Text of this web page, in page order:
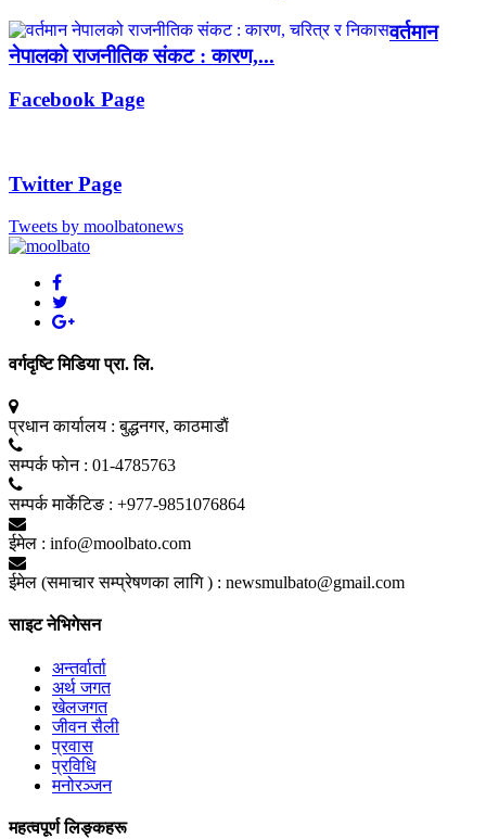
वर्तमान
नेपालको राजनीतिक संकट : कारण,...
Facebook Page
Twitter Page
Tweets by moolbatonews
वर्गदृष्टि मिडिया प्रा. लि.
प्रधान कार्यालय : बुद्धनगर, काठमाडाैं
सम्पर्क फाेन : 01-4785763
सम्पर्क मार्केटिङ : +977-9851076864
ईमेल : info@moolbato.com
ईमेल (समाचार सम्प्रेषणका लागि ) : newsmulbato@gmail.com
साइट नेभिगेसन
अन्तर्वार्ता
अर्थ जगत
खेलजगत
जीवन सैली
प्रवास
प्रविधि
मनोरञ्जन
महत्वपूर्ण लिङ्कहरू